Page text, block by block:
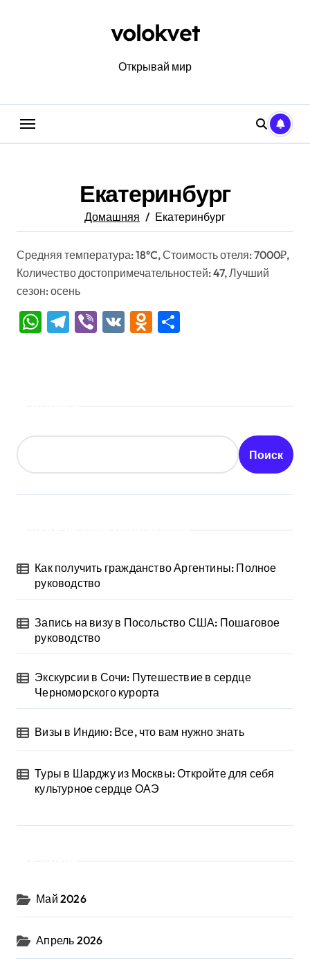
volokvet
Открывай мир
Екатеринбург
Домашняя Екатеринбург
Средняя температура: 18°C, Стоимость отеля: 7000₽,
Количество достопримечательностей: 47, Лучший
сезон: осень
WhatsApp
Telegram
Viber
VK Odnoklassniki
Поиск
Как получить гражданство Аргентины: Полное
руководство
Запись на визу в Посольство США: Пошаговое
руководство
Экскурсии в Сочи: Путешествие в сердце
Черноморского курорта
Визы в Индию: Все, что вам нужно знать
Туры в Шарджу из Москвы: Откройте для себя
культурное сердце ОАЭ
Май 2026
Апрель 2026